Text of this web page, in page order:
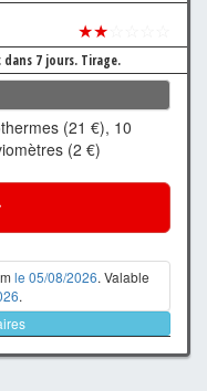
★★
dans 7 jours. Tirage.
(21 €), 10
(2 €)
le 05/08/2026. Valable
.